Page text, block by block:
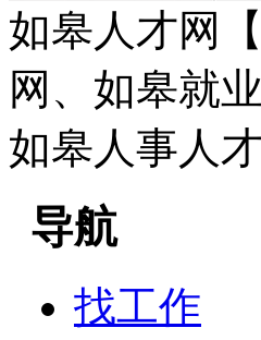
如皋人才网
网、如皋就
如皋人事人
导航
找工作